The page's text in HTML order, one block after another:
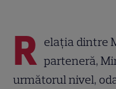
R elația dintre
parteneră,
următorul nivel,